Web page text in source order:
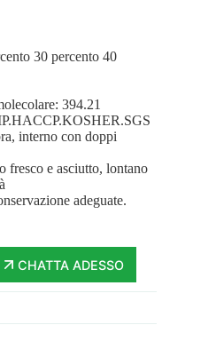
30 percento 40
394.21
interno con doppi
fresco e asciutto, lontano
adeguate.
CHATTA ADESSO